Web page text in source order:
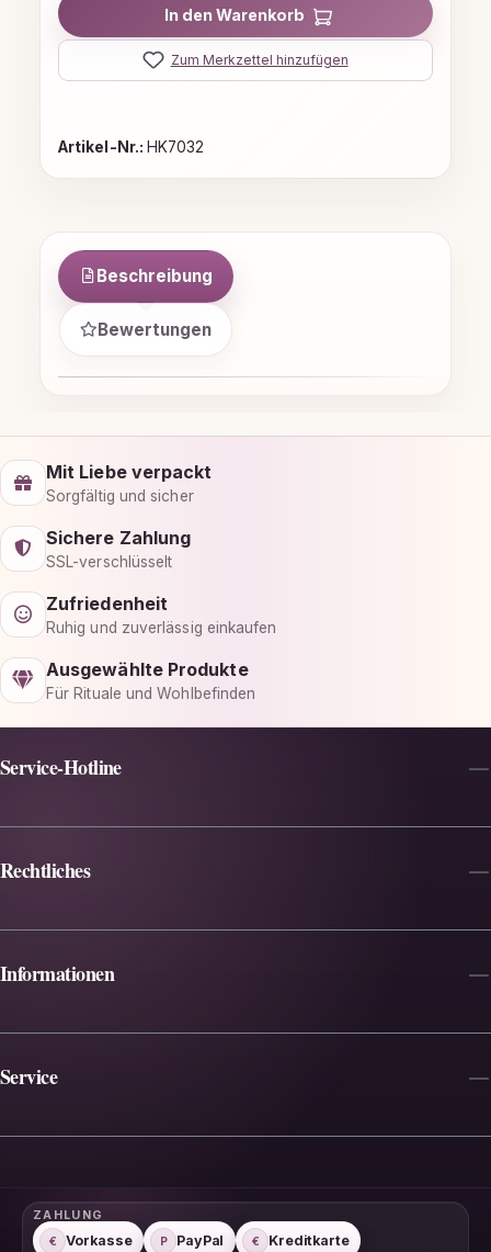
In den Warenkorb
Zum Merkzettel hinzufügen
Artikel-Nr.: HK7032
Beschreibung
Bewertungen
Mit Liebe verpackt
Sorgfältig und sicher
Sichere Zahlung
SSL-verschlüsselt
Zufriedenheit
Ruhig und zuverlässig einkaufen
Ausgewählte Produkte
Für Rituale und Wohlbefinden
Service-Hotline
Rechtliches
Informationen
Service
ZAHLUNG
€ Vorkasse P PayPal € Kreditkarte